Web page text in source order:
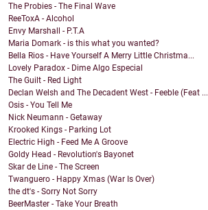
The Probies - The Final Wave
ReeToxA - Alcohol
Envy Marshall - P.T.A
Maria Domark - is this what you wanted?
Bella Rios - Have Yourself A Merry Little Christma...
Lovely Paradox - Dime Algo Especial
The Guilt - Red Light
Declan Welsh and The Decadent West - Feeble (Feat ...
Osis - You Tell Me
Nick Neumann - Getaway
Krooked Kings - Parking Lot
Electric High - Feed Me A Groove
Goldy Head - Revolution's Bayonet
Skar de Line - The Screen
Twanguero - Happy Xmas (War Is Over)
the dt's - Sorry Not Sorry
BeerMaster - Take Your Breath